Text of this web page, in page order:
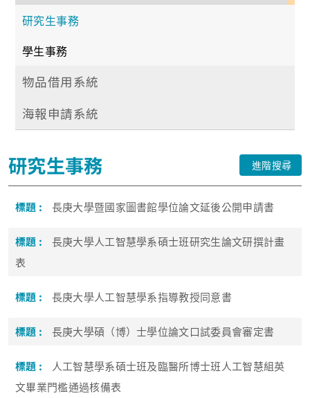
研究生事務
學生事務
物品借用系統
海報申請系統
研究生事務 進階搜尋
長庚大學暨國家圖書館學位論文延後公開申請書
長庚大學人工智慧學系碩士班研究生論文研撰計畫
表
長庚大學人工智慧學系指導教授同意書
長庚大學碩（博）士學位論文口試委員會審定書
人工智慧學系碩士班及臨醫所博士班人工智慧組英
文畢業門檻通過核備表